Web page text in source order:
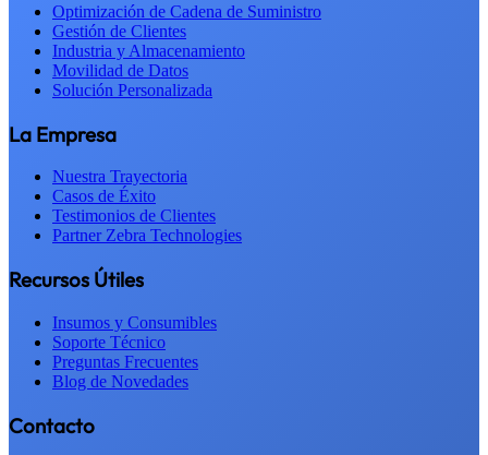
Optimización de Cadena de Suministro
Gestión de Clientes
Industria y Almacenamiento
Movilidad de Datos
Solución Personalizada
La Empresa
Nuestra Trayectoria
Casos de Éxito
Testimonios de Clientes
Partner Zebra Technologies
Recursos Útiles
Insumos y Consumibles
Soporte Técnico
Preguntas Frecuentes
Blog de Novedades
Contacto